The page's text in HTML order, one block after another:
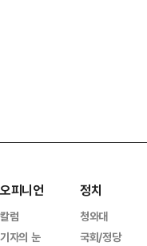
오피니언
칼럼
기자의 눈
정치
청와대
국회/정당